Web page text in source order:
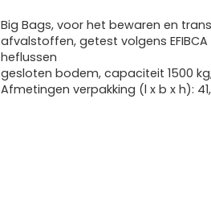
Big Bags, voor het bewaren en
afvalstoffen, getest volgens
heflussen
gesloten bodem, capaciteit 1500
Afmetingen verpakking (l x b x h):